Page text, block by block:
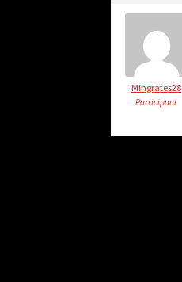
Mingrates28
Participant